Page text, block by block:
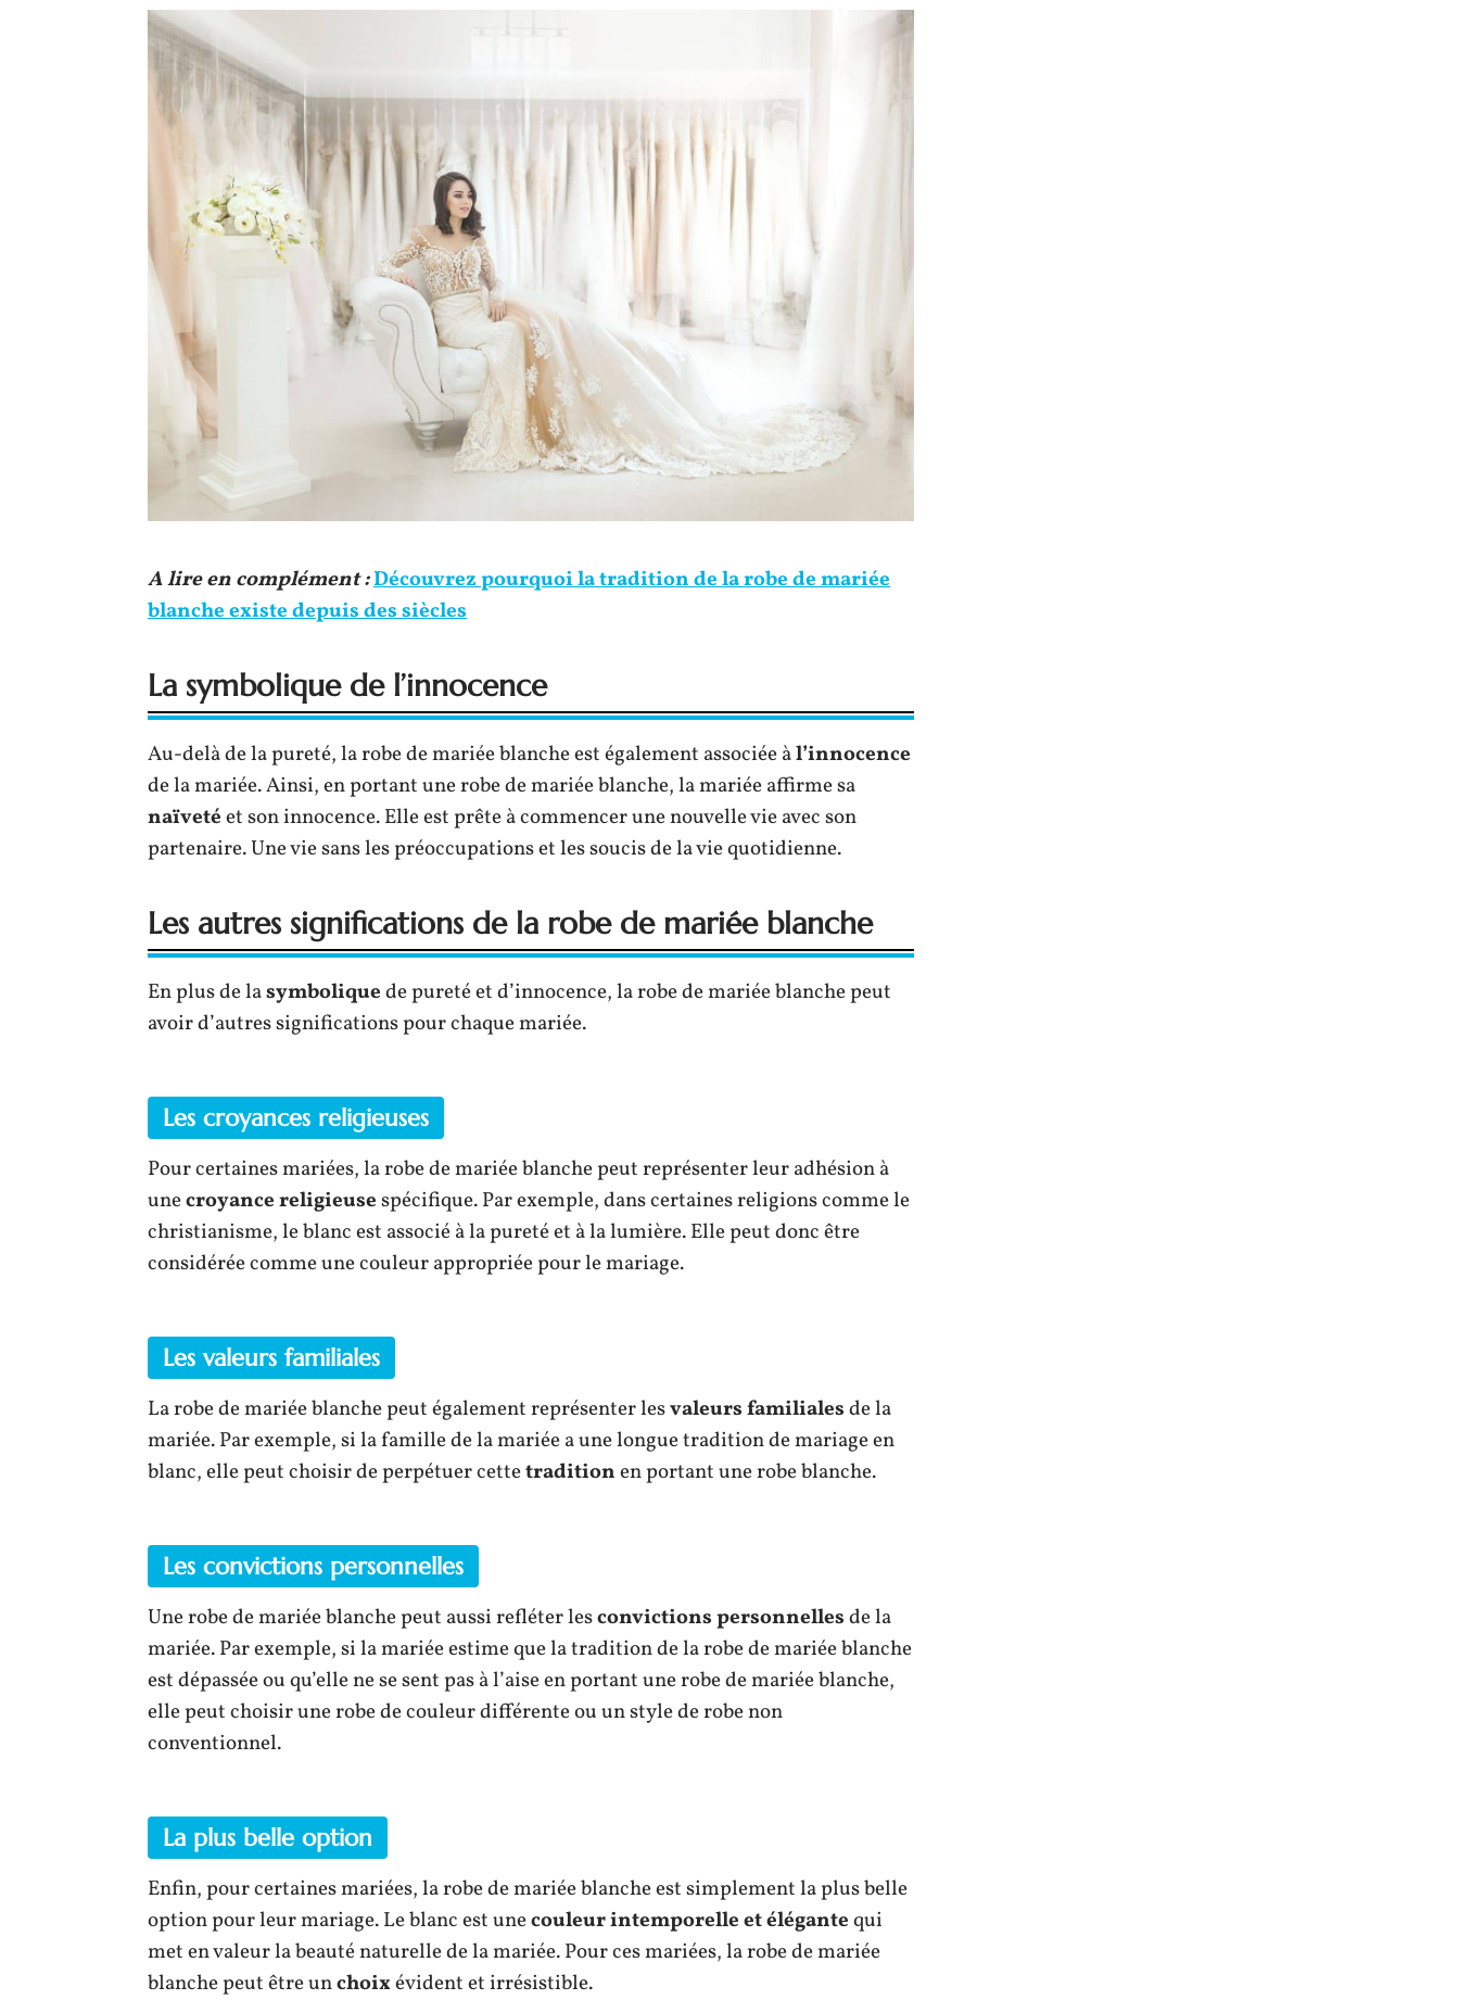
A lire en complément :Découvrez pourquoi la tradition de la robe de mariée
blanche existe depuis des siècles
La symbolique de l’innocence
Au-delà de la pureté, la robe de mariée blanche est également associée àl’innocence
de la mariée. Ainsi, en portant une robe de mariée blanche, la mariée affirme sa
naïvetéet son innocence. Elle est prête à commencer une nouvelle vie avec son
partenaire. Une vie sans les préoccupations et les soucis de la vie quotidienne.
Les autres significations de la robe de mariée blanche
En plus de lasymboliquede pureté et d’innocence, la robe de mariée blanche peut
avoir d’autres significations pour chaque mariée.
Les croyances religieuses
Pour certaines mariées, la robe de mariée blanche peut représenter leur adhésion à
unecroyance religieusespécifique. Par exemple, dans certaines religions comme le
christianisme, le blanc est associé à la pureté et à la lumière. Elle peut donc être
considérée comme une couleur appropriée pour le mariage.
Les valeurs familiales
La robe de mariée blanche peut également représenter lesvaleurs familialesde la
mariée. Par exemple, si la famille de la mariée a une longue tradition de mariage en
blanc, elle peut choisir de perpétuer cettetraditionen portant une robe blanche.
Les convictions personnelles
Une robe de mariée blanche peut aussi refléter lesconvictions personnellesde la
mariée. Par exemple, si la mariée estime que la tradition de la robe de mariée blanche
est dépassée ou qu’elle ne se sent pas à l’aise en portant une robe de mariée blanche,
elle peut choisir une robe de couleur différente ou un style de robe non
conventionnel.
La plus belle option
Enfin, pour certaines mariées, la robe de mariée blanche est simplement la plus belle
option pour leur mariage. Le blanc est unecouleur intemporelle et élégantequi
met en valeur la beauté naturelle de la mariée. Pour ces mariées, la robe de mariée
blanche peut être unchoixévident et irrésistible.